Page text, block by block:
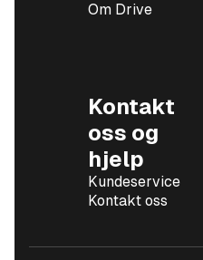
Om Drive
Kontakt
oss og
hjelp
Kundeservice
Kontakt oss